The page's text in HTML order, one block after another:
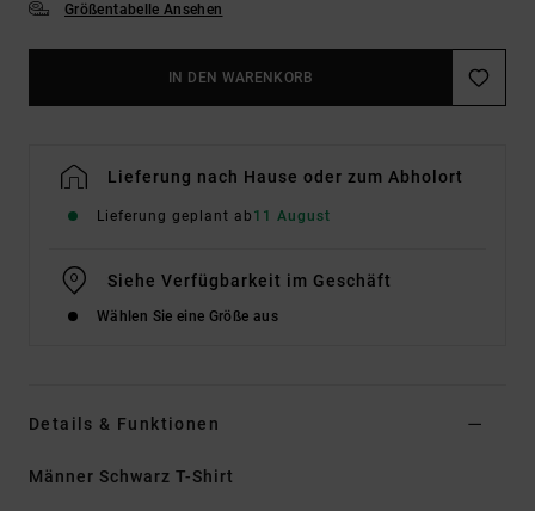
Größentabelle Ansehen
IN DEN WARENKORB
Lieferung nach Hause oder zum Abholort
Lieferung geplant ab 11 August
Siehe Verfügbarkeit im Geschäft
Wählen Sie eine Größe aus
Details & Funktionen
Männer Schwarz T-Shirt